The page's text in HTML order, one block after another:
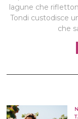
lagune che
Tondi custodisce
che